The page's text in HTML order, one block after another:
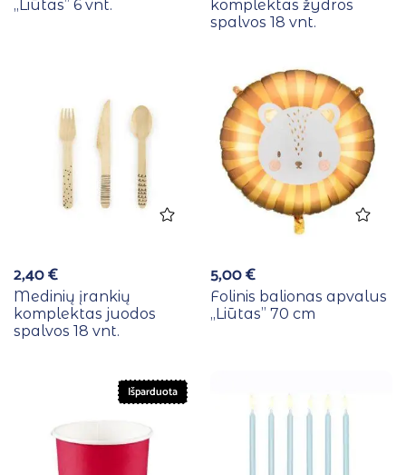
,,Liūtas” 6 vnt.
komplektas žydros
spalvos 18 vnt.
2,40€
Medinių įrankių
komplektas juodos
spalvos 18 vnt.
5,00€
Folinis balionas apvalus
,,Liūtas” 70 cm
Išparduota